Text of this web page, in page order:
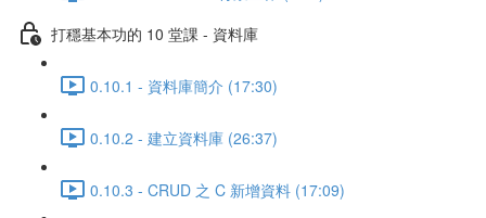
打穩基本功的 10 堂課 - 資料庫
0.10.1 - 資料庫簡介 (17:30)
0.10.2 - 建立資料庫 (26:37)
0.10.3 - CRUD 之 C 新增資料 (17:09)